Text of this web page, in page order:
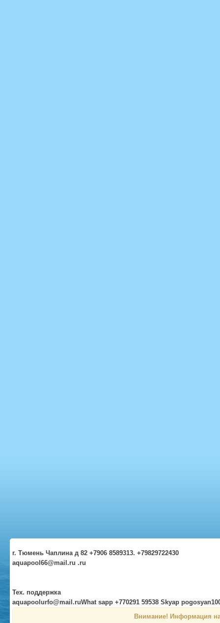
г. Тюмень Чаплина д 82 +7906 8589313. +79829722430
aquapool66@mail.ru .ru
Тех. поддержка
aquapoolurfo@mail.ruWhat sapp +770291 59538 Skyap
Внимание! Информация на